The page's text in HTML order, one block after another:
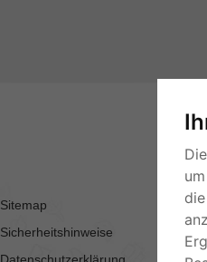
Sitemap
Sicherheitshinweise
Datenschutzerklärung